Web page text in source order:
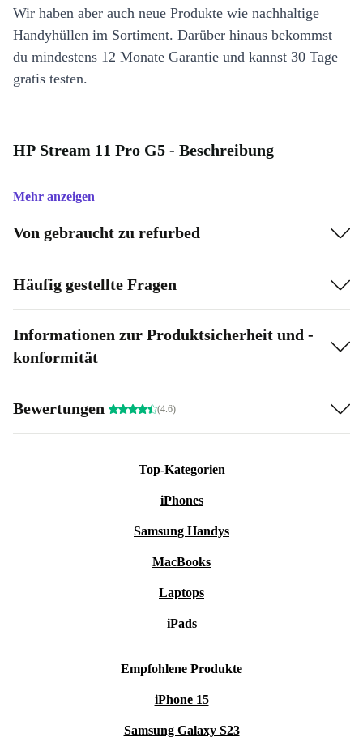
Wir haben aber auch neue Produkte wie nachhaltige
Handyhüllen im Sortiment. Darüber hinaus bekommst
du mindestens 12 Monate Garantie und kannst 30 Tage
gratis testen.
HP Stream 11 Pro G5 - Beschreibung
Mehr anzeigen
Von gebraucht zu refurbed
Häufig gestellte Fragen
Informationen zur Produktsicherheit und -
konformität
Bewertungen (4.6)
Top-Kategorien
iPhones
Samsung Handys
MacBooks
Laptops
iPads
Empfohlene Produkte
iPhone 15
Samsung Galaxy S23